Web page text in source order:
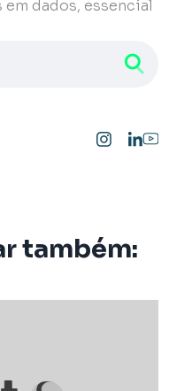
dados, essencial
também: